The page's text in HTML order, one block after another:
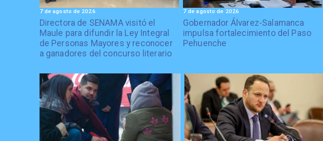
Directora de SENAMA visitó el
Maule para difundir la Ley Integral
de Personas Mayores y reconocer
a ganadores del concurso literario
7 de agosto de 2026
Gobernador Álvarez-Salamanca
impulsa fortalecimiento del Paso
Pehuenche
7 de agosto de 2026